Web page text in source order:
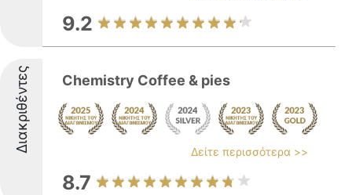
9.2
Διακριθέντες Chemistry Coffee & pies
Δείτε περισσότερα >>
8.7